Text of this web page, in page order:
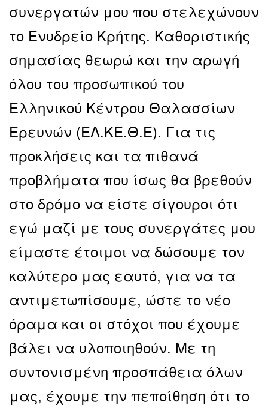
συνεργατών μου που στελεχώνουν
το Ενυδρείο Κρήτης. Καθοριστικής
σημασίας θεωρώ και την αρωγή
όλου του προσωπικού του
Ελληνικού Κέντρου Θαλασσίων
Ερευνών (ΕΛ.ΚΕ.Θ.Ε). Για τις
προκλήσεις και τα πιθανά
προβλήματα που ίσως θα βρεθούν
στο δρόμο να είστε σίγουροι ότι
εγώ μαζί με τους συνεργάτες μου
είμαστε έτοιμοι να δώσουμε τον
καλύτερο μας εαυτό, για να τα
αντιμετωπίσουμε, ώστε το νέο
όραμα και οι στόχοι που έχουμε
βάλει να υλοποιηθούν. Με τη
συντονισμένη προσπάθεια όλων
μας, έχουμε την πεποίθηση ότι το